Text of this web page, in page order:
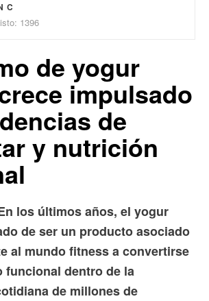
C
1396
de yogur
impulsado
de
y nutrición
los últimos años, el yogur
de ser un producto asociado
al mundo fitness a convertirse
funcional dentro de la
de millones de